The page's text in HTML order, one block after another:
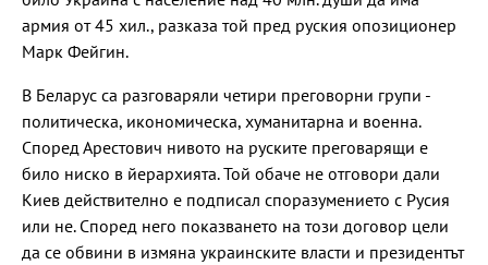
армия от 45 хил., разказа той пред руския опозиционер
Марк Фейгин.
В Беларус са разговаряли четири преговорни групи -
политическа, икономическа, хуманитарна и военна.
Според Арестович нивото на руските преговарящи е
било ниско в йерархията. Той обаче не отговори дали
Киев действително е подписал споразумението с Русия
или не. Според него показването на този договор цели
да се обвини в измяна украинските власти и президентът